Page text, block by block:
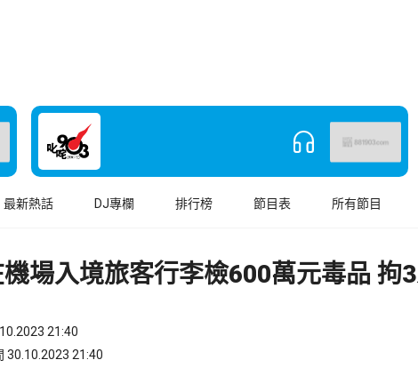
最新熱話 DJ專欄 排行榜 節目表 所有節目
場入境旅客行李檢600萬元毒品 拘
21:40
30.10.2023 21:40